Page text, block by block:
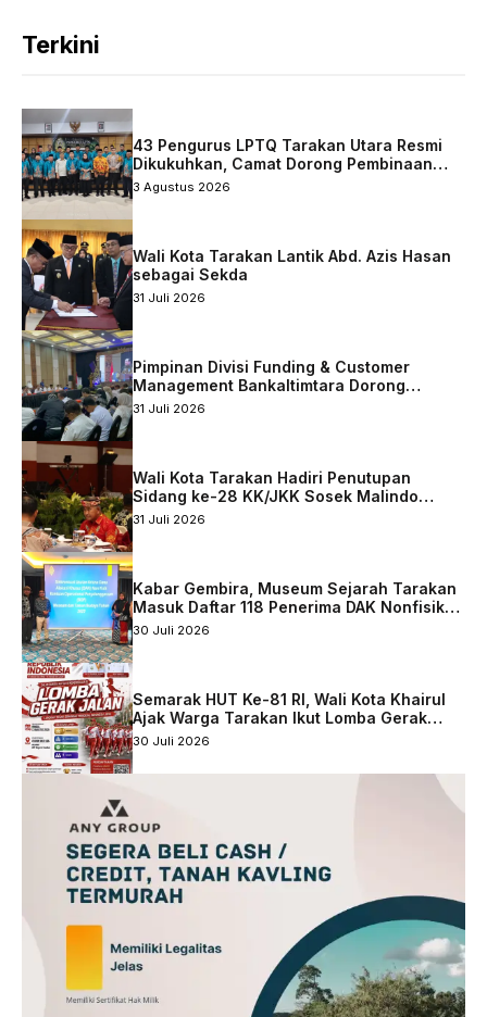
Terkini
43 Pengurus LPTQ Tarakan Utara Resmi
Dikukuhkan, Camat Dorong Pembinaan
Qurani Berkelanjutan
3 Agustus 2026
Wali Kota Tarakan Lantik Abd. Azis Hasan
sebagai Sekda
31 Juli 2026
Pimpinan Divisi Funding & Customer
Management Bankaltimtara Dorong
Percepatan Digitalisasi Keuangan di Kota
31 Juli 2026
Wali Kota Tarakan Hadiri Penutupan
Sidang ke-28 KK/JKK Sosek Malindo
Tingkat Kaltara–Sabah
31 Juli 2026
Kabar Gembira, Museum Sejarah Tarakan
Masuk Daftar 118 Penerima DAK Nonfisik
2027
30 Juli 2026
Semarak HUT Ke-81 RI, Wali Kota Khairul
Ajak Warga Tarakan Ikut Lomba Gerak
Jalan
30 Juli 2026